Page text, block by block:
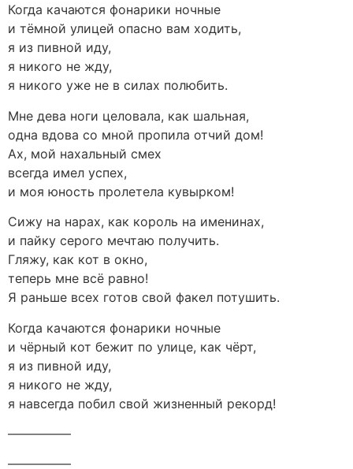
Когда качаются фонарики ночные
и тёмной улицей опасно вам ходить,
я из пивной иду,
я никого не жду,
я никого уже не в силах полюбить.
Мне дева ноги целовала, как шальная,
одна вдова со мной пропила отчий дом!
Ах, мой нахальный смех
всегда имел успех,
и моя юность пролетела кувырком!
Сижу на нарах, как король на именинах,
и пайку серого мечтаю получить.
Гляжу, как кот в окно,
теперь мне всё равно!
Я раньше всех готов свой факел потушить.
Когда качаются фонарики ночные
и чёрный кот бежит по улице, как чёрт,
я из пивной иду,
я никого не жду,
я навсегда побил свой жизненный рекорд!
—————
—————